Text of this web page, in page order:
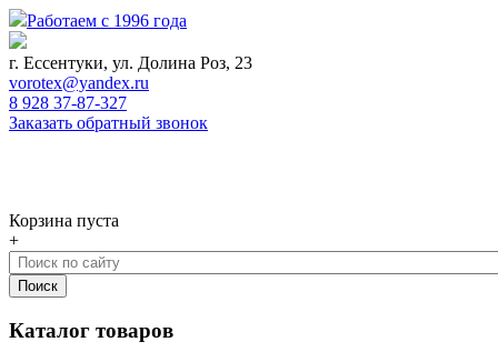
Работаем с 1996 года
г. Ессентуки, ул. Долина Роз, 23
vorotex@yandex.ru
8 928 37-87-327
Заказать обратный звонок
Корзина пуста
+
Каталог товаров